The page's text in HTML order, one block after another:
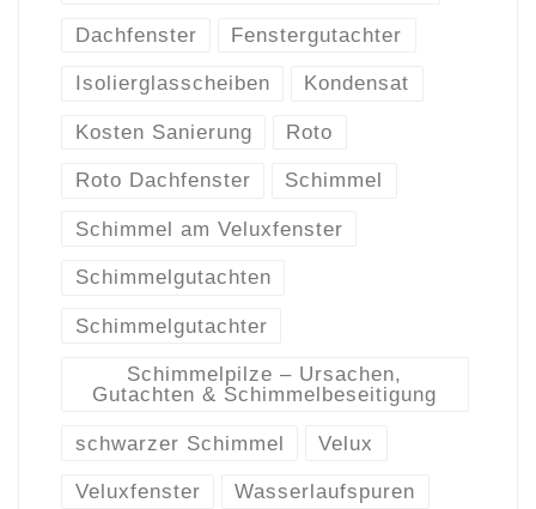
Dachfenster Fenstergutachter
Isolierglasscheiben Kondensat
Kosten Sanierung Roto
Roto Dachfenster Schimmel
Schimmel am Veluxfenster
Schimmelgutachten
Schimmelgutachter
Schimmelpilze – Ursachen,
Gutachten & Schimmelbeseitigung
schwarzer Schimmel Velux
Veluxfenster Wasserlaufspuren